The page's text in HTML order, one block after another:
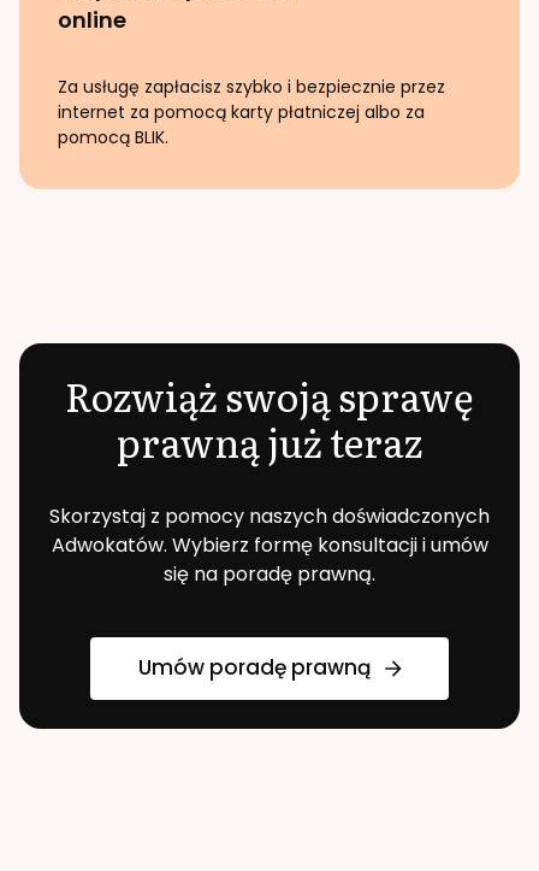
online
Za usługę zapłacisz szybko i bezpiecznie przez
internet za pomocą karty płatniczej albo za
pomocą BLIK.
Rozwiąż swoją sprawę
prawną już teraz
Skorzystaj z pomocy naszych doświadczonych
Adwokatów. Wybierz formę konsultacji i umów
się na poradę prawną.
Umów poradę prawną